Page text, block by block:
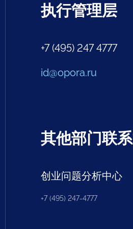
执行管理层
+7 (495) 247 4777
id@opora.ru
其他部门联
创业问题分析中心
+7 (495) 247-4777